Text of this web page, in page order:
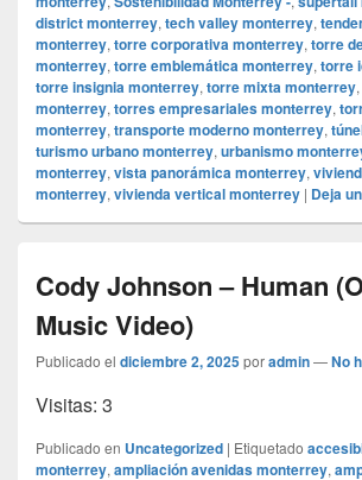
district monterrey, tech valley monterrey,
monterrey, torre corporativa monterrey, torre
monterrey, torre emblemática monterrey, torre
torre insignia monterrey, torre mixta monterrey,
monterrey, torres empresariales monterrey,
monterrey, transporte moderno monterrey,
turismo urbano monterrey, urbanismo
monterrey, vista panorámica monterrey,
monterrey, vivienda vertical monterrey | Deja
Cody Johnson – Human
Music Video)
Publicado el diciembre 2, 2025poradmin—No
Visitas: 3
Publicado en Uncategorized | Etiquetado
monterrey, ampliación avenidas monterrey,